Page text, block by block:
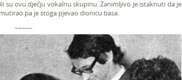
su ovu dječju vokalnu skupinu. Zanimljivo je istaknuti da je
pa je stoga pjevao dionicu basa.
~~~~~